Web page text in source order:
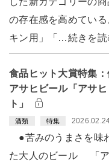
の存在感を高めてい
キン用」「…続きを読
食品ヒット大賞特集：
アサヒビール「アサ
ト」
酒類 特集
●苦みのうまさを味
た大人のビール 「